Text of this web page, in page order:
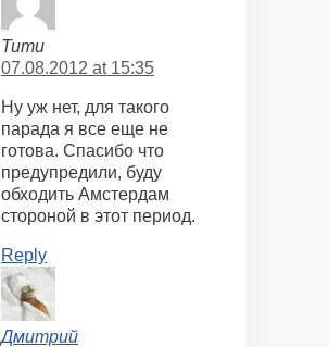
Тити
07.08.2012 at 15:35
Ну уж нет, для такого
парада я все еще не
готова. Спасибо что
предупредили, буду
обходить Амстердам
стороной в этот период.
Reply
Дмитрий